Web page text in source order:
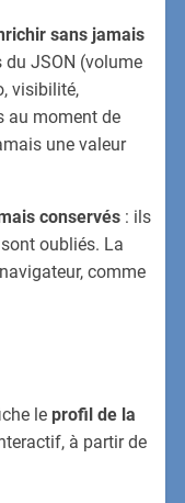
sans jamais
JSON (volume
visibilité,
au moment de
une valeur
conservés : ils
oubliés. La
comme
leprofil de la
à partir de